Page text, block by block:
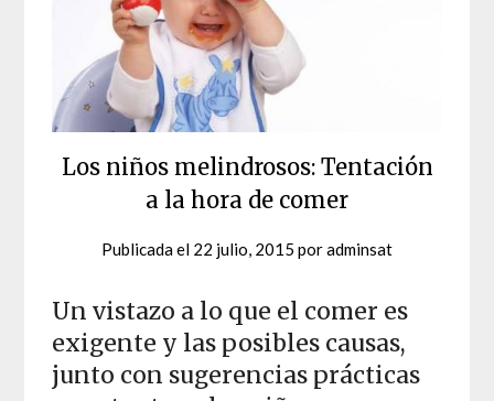
Los niños melindrosos: Tentación
a la hora de comer
Publicada el 22 julio, 2015 poradminsat
Un vistazo a lo que el comer es
exigente y las posibles causas,
junto con sugerencias prácticas